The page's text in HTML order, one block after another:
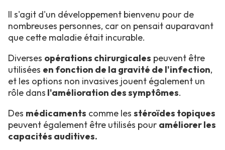
Il s'agit d'un développement bienvenu pour de
nombreuses personnes, car on pensait auparavant
que cette maladie était incurable.
Diverses opérations chirurgicales peuvent être
utilisées en fonction de la gravité de l'infection,
et les options non invasives jouent également un
rôle dans l'amélioration des symptômes.
Des médicaments comme les stéroïdes topiques
peuvent également être utilisés pour améliorer les
capacités auditives.